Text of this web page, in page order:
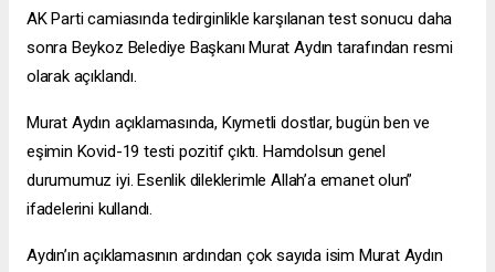
AK Parti camiasında tedirginlikle karşılanan test sonucu daha
sonra Beykoz Belediye Başkanı Murat Aydın tarafından resmi
olarak açıklandı.
Murat Aydın açıklamasında, Kıymetli dostlar, bugün ben ve
eşimin Kovid-19 testi pozitif çıktı. Hamdolsun genel
durumumuz iyi. Esenlik dileklerimle Allah’a emanet olun”
ifadelerini kullandı.
Aydın’ın açıklamasının ardından çok sayıda isim Murat Aydın